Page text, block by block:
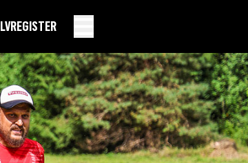
LVREGISTER